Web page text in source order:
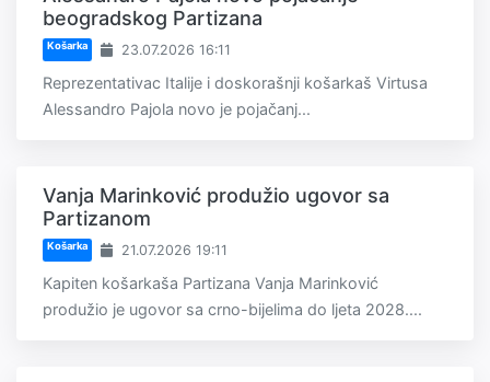
beogradskog Partizana
Košarka 23.07.2026 16:11
Reprezentativac Italije i doskorašnji košarkaš Virtusa
Alessandro Pajola novo je pojačanj...
Vanja Marinković produžio ugovor sa
Partizanom
Košarka 21.07.2026 19:11
Kapiten košarkaša Partizana Vanja Marinković
produžio je ugovor sa crno-bijelima do ljeta 2028....